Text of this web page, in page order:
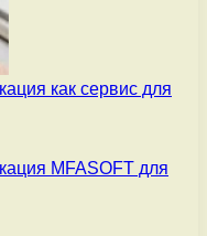
как сервис для
MFASOFT для